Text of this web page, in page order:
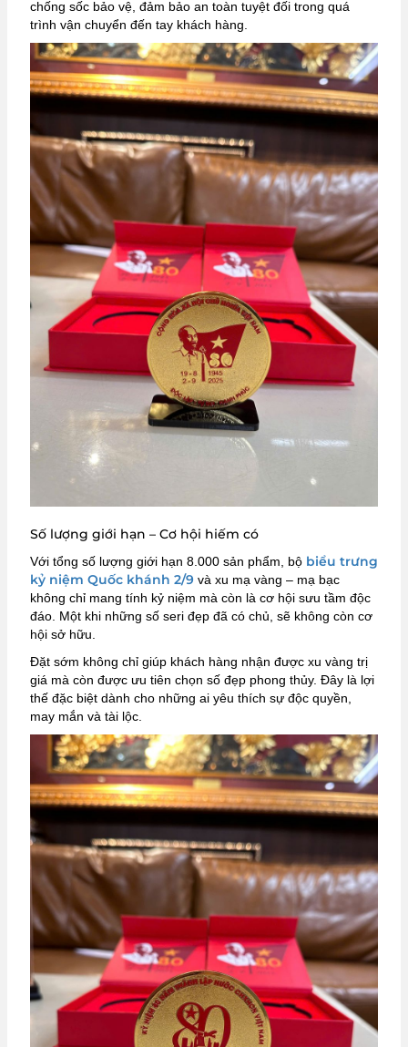
chống sốc bảo vệ, đảm bảo an toàn tuyệt đối trong quá
trình vận chuyển đến tay khách hàng.
Số lượng giới hạn – Cơ hội hiếm có
Với tổng số lượng giới hạn 8.000 sản phẩm, bộ biểu trưng
kỷ niệm Quốc khánh 2/9 và xu mạ vàng – mạ bạc
không chỉ mang tính kỷ niệm mà còn là cơ hội sưu tầm độc
đáo. Một khi những số seri đẹp đã có chủ, sẽ không còn cơ
hội sở hữu.
Đặt sớm không chỉ giúp khách hàng nhận được xu vàng trị
giá mà còn được ưu tiên chọn số đẹp phong thủy. Đây là lợi
thế đặc biệt dành cho những ai yêu thích sự độc quyền,
may mắn và tài lộc.